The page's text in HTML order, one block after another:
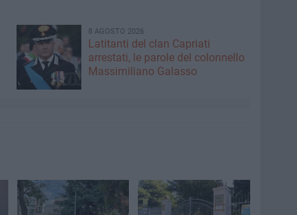
8 AGOSTO 2026
Latitanti del clan Capriati
arrestati, le parole del colonnello
Massimiliano Galasso